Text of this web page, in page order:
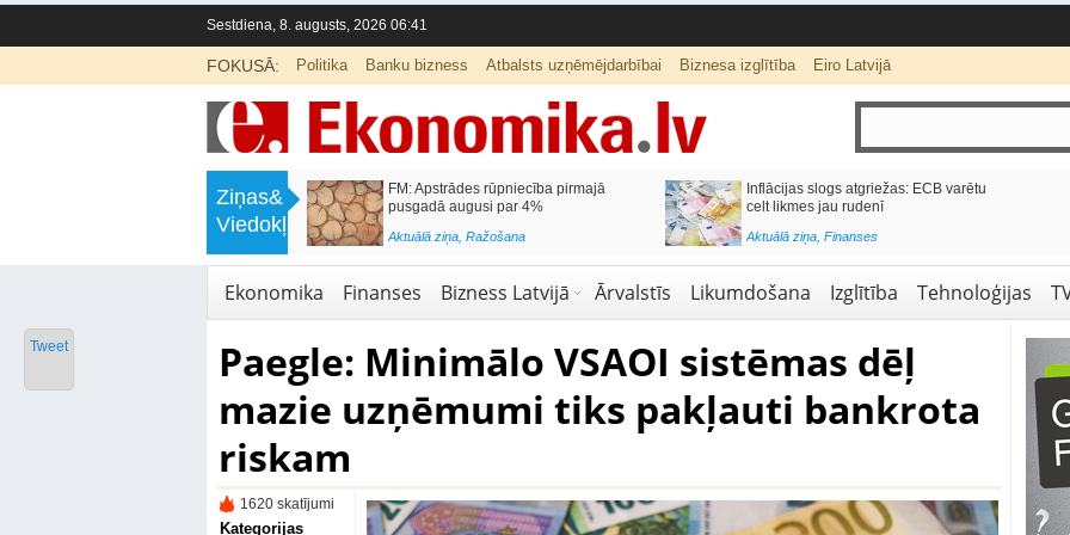
Sestdiena, 8. augusts, 2026 06:41
FOKUSĀ: Politika Banku bizness Atbalsts uzņēmējdarbībai Biznesa izglītība Eiro Latvijā
Ziņas&
Viedokļi
Valsts rūpēsies, lai kriminālprocesā
arestētā manta nezaudētu vērtību
FM: Apstrādes rūpniecība pirmajā
pusgadā augusi par 4%
Aktuālā ziņa, Ražošana
Inflācijas slogs atgriežas: ECB varētu
celt likmes jau rudenī
Aktuālā ziņa, Finanses
Ekonomika Finanses Bizness Latvijā Ārvalstīs Likumdošana Izglītība Tehnoloģijas
Paegle: Minimālo VSAOI sistēmas dēļ
mazie uzņēmumi tiks pakļauti bankrota
riskam
1620 skatījumi
Kategorijas
Tweet